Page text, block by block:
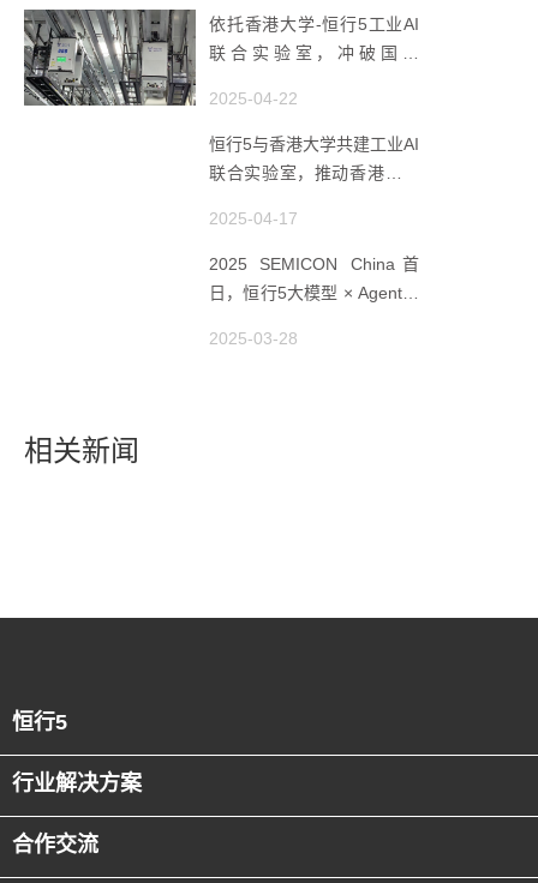
依托香港大学-恒行5工业AI
联合实验室，冲破国产
2025-04-22
恒行5与香港大学共建工业AI
联合实验室，推动香港成为
2025-04-17
2025 SEMICON China首
日，恒行5大模型 × Agent研
潮
2025-03-28
相关新闻
恒行5
行业解决方案
合作交流